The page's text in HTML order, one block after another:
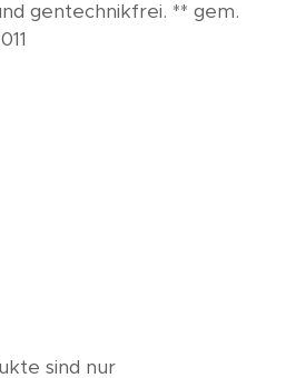
sind nur
gentechnikfrei. ** gem.